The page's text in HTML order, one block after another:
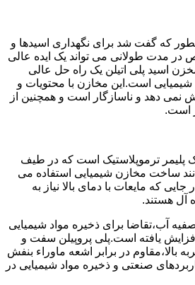
که گفت شد برای نگهداری اسیدها و
در مدت طولانی می تواند یک ایده عالی
اسید پلی اتیلن یک راه حل عالی
شیمیایی است.این مخازن با محتویات و
نمی دهد و ناسازگار است و همچنین از
است.
پلیمر ترموپلاستیک است که در طیف
ساخت مخازن شیمیایی استفاده می
که مایعات با دمای بالا نیاز به
آل هستند.
آب،تقاضا برای ذخیره مواد شیمیایی
یافته است.پلی پروپیلن سفت و
بالا،مقاوم در برابر اشعه ماوراء بنفش
صنعتی و ذخیره مواد شیمیایی در